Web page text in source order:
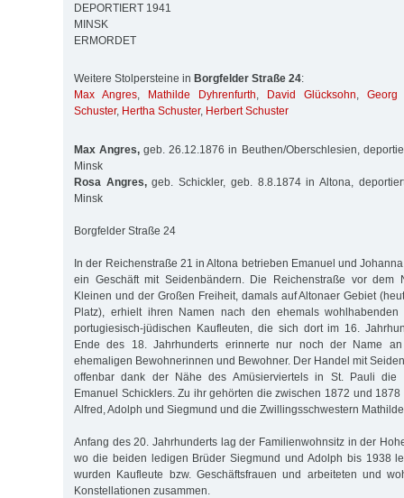
DEPORTIERT 1941
MINSK
ERMORDET
Weitere Stolpersteine in Borgfelder Straße 24:
Max Angres, Mathilde Dyhrenfurth, David Glücksohn, Georg
Schuster, Hertha Schuster, Herbert Schuster
Max Angres, geb. 26.12.1876 in Beuthen/Oberschlesien,
Minsk
Rosa Angres,geb. Schickler, geb. 8.8.1874 in Altona,
Minsk
Borgfelder Straße 24
In der Reichenstraße 21 in Altona betrieben Emanuel und
ein Geschäft mit Seidenbändern. Die Reichenstraße vor dem
Kleinen und der Großen Freiheit, damals auf Altonaer Gebiet
Platz), erhielt ihren Namen nach den ehemals wohlhabenden
portugiesisch-jüdischen Kaufleuten, die sich dort im 16.
Ende des 18. Jahr­hun­derts erinnerte nur noch der Name
ehemaligen Bewohnerinnen und Bewohner. Der Handel mit
offenbar dank der Nähe des Amüsierviertels in St. Pauli die
Emanuel Schicklers. Zu ihr gehörten die zwischen 1872 und
Alfred, Adolph und Siegmund und die Zwillingsschwestern
Anfang des 20. Jahrhunderts lag der Familienwohnsitz in der
wo die beiden ledigen Brüder Siegmund und Adolph bis 1938
wurden Kaufleute bzw. Geschäftsfrauen und arbeiteten und
Konstellationen zusammen.